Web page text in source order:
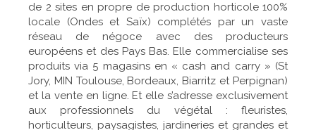
de 2 sites en propre de production horticole 100%
locale (Ondes et Saïx) complétés par un vaste
réseau de négoce avec des producteurs
européens et des Pays Bas. Elle commercialise ses
produits via 5 magasins en « cash and carry » (St
Jory, MIN Toulouse, Bordeaux, Biarritz et Perpignan)
et la vente en ligne. Et elle s’adresse exclusivement
aux professionnels du végétal : fleuristes,
horticulteurs, paysagistes, jardineries et grandes et